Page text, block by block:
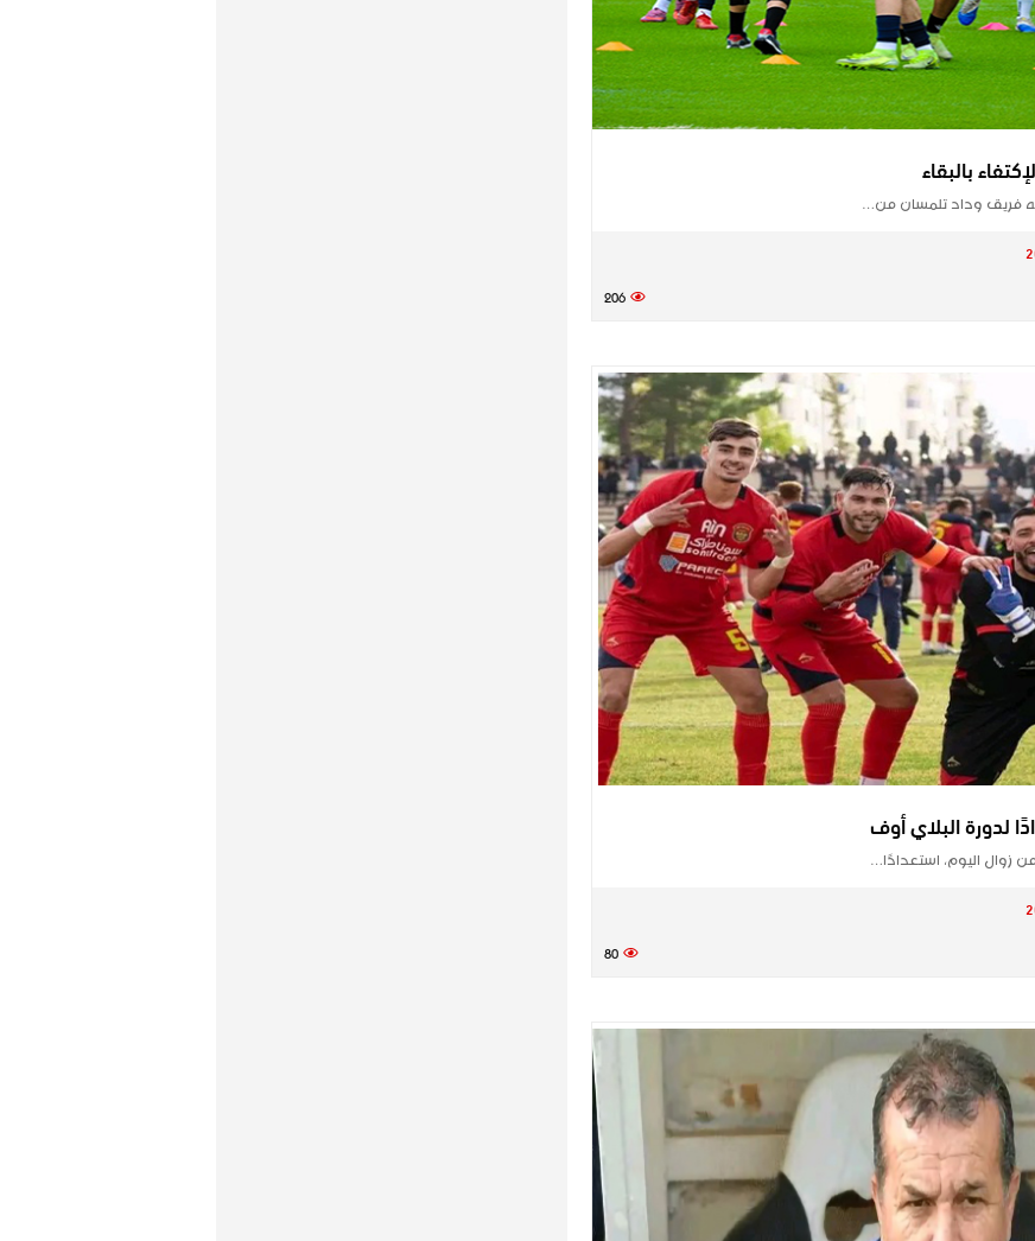
بالبقاء
فريق وداد تلمسان من…
206
لدورة البلاي أوف
زوال اليوم، استعدادًا…
80